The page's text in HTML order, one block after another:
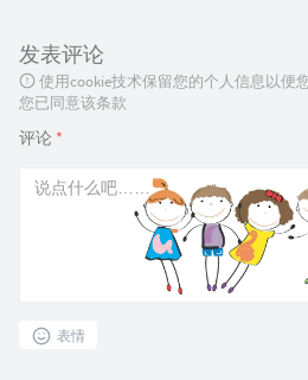
发表评论
使用cookie技术保留您的个人信息以便
您已同意该条款
评论 *
表情